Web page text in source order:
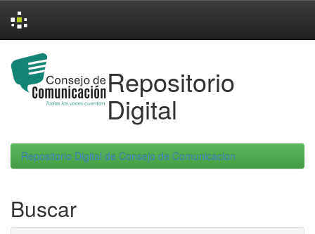
navigation
Repositorio
Digital
Repositorio Digital de Consejo de Comunicacion
Buscar